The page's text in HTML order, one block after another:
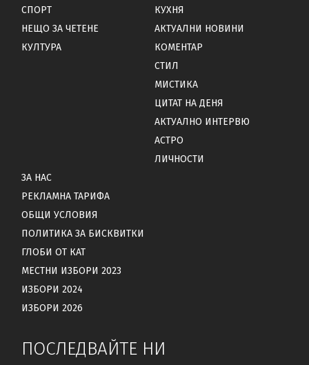
СПОРТ
НЕЩО ЗА ЧЕТЕНЕ
КУЛТУРА
КУХНЯ
АКТУАЛНИ НОВИНИ
КОМЕНТАР
СТИЛ
МИСТИКА
ЦИТАТ НА ДЕНЯ
АКТУАЛНО ИНТЕРВЮ
АСТРО
ЛИЧНОСТИ
ЗА НАС
РЕКЛАМНА ТАРИФА
ОБЩИ УСЛОВИЯ
ПОЛИТИКА ЗА БИСКВИТКИ
ГЛОБИ ОТ КАТ
МЕСТНИ ИЗБОРИ 2023
ИЗБОРИ 2024
ИЗБОРИ 2026
ПОСЛЕДВАЙТЕ НИ